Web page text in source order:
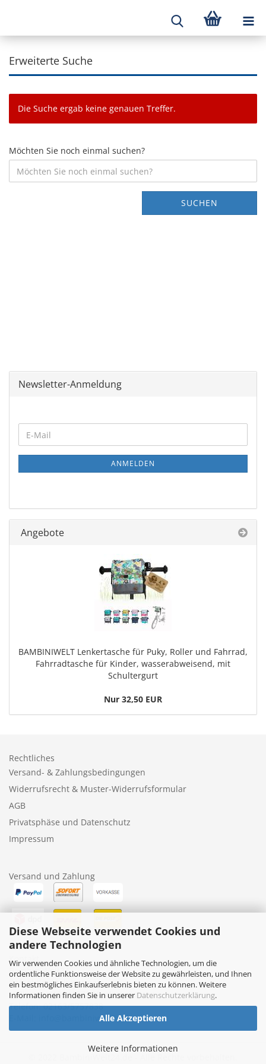
Diese Webseite verwendet Cookies und
andere Technologien
Wir verwenden Cookies und ähnliche Technologien, um die
ordentliche Funktionsweise der Website zu gewährleisten, und Ihnen
ein bestmögliches Einkaufserlebnis bieten zu können. Weitere
Informationen finden Sie in unserer Datenschutzerklärung.
Alle Akzeptieren
Weitere Informationen
Erweiterte Suche
Die Suche ergab keine genauen Treffer.
Möchten Sie noch einmal suchen?
SUCHEN
Newsletter-Anmeldung
ANMELDEN
Angebote
BAMBINIWELT Lenkertasche für Puky, Roller und Fahrrad,
Fahrradtasche für Kinder, wasserabweisend, mit
Schultergurt
Nur 32,50 EUR
Rechtliches
Versand- & Zahlungsbedingungen
Widerrufsrecht & Muster-Widerrufsformular
AGB
Privatsphäse und Datenschutz
Impressum
Versand und Zahlung
Kontakt
BambiniWelt24
Rafael Kruczek-Küppers
Nollesweg 10, 41372 Niederkrüchten
Telefon: 02163/5757838
E-Mail: info@bambiniwelt24.de